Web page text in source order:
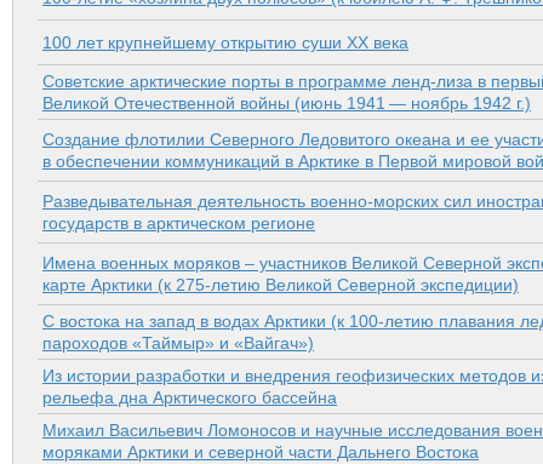
100 лет крупнейшему открытию суши ХХ века
Советские арктические порты в программе ленд-лиза в
Великой Отечественной войны (июнь 1941 — ноябрь 1942 г.)
Создание флотилии Северного Ледовитого океана и ее
в обеспечении коммуникаций в Арктике в Первой мировой
Разведывательная деятельность военно-морских сил
государств в арктическом регионе
Имена военных моряков – участников Великой Северной
карте Арктики (к 275-летию Великой Северной экспедиции)
С востока на запад в водах Арктики (к 100-летию плавания
пароходов «Таймыр» и «Вайгач»)
Из истории разработки и внедрения геофизических методов
рельефа дна Арктического бассейна
Михаил Васильевич Ломоносов и научные исследования
моряками Арктики и северной части Дальнего Востока